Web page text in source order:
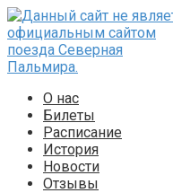
Перейти
к
контенту
О нас
Билеты
Расписание
История
Новости
Отзывы